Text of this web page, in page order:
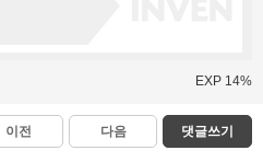
EXP 14%
이전 다음 댓글쓰기